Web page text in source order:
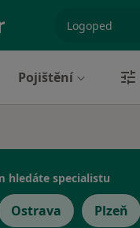
Pojištění
hledáte specialistu
Ostrava Plzeň